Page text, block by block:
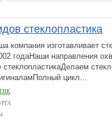
стеклопластика
компания изготавливает
годаНаши направления
стеклопластикаДелаем
цикл...